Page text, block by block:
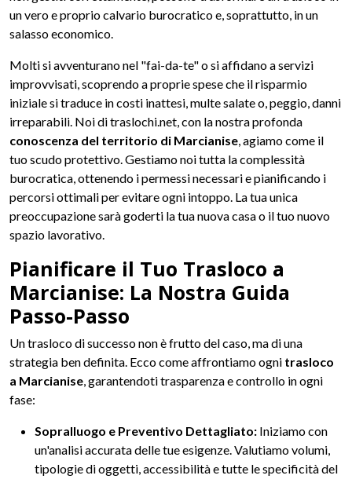
un vero e proprio calvario burocratico e, soprattutto, in un
salasso economico.
Molti si avventurano nel "fai-da-te" o si affidano a servizi
improvvisati, scoprendo a proprie spese che il risparmio
iniziale si traduce in costi inattesi, multe salate o, peggio, danni
irreparabili. Noi di traslochi.net, con la nostra profonda
conoscenza del territorio di Marcianise, agiamo come il
tuo scudo protettivo. Gestiamo noi tutta la complessità
burocratica, ottenendo i permessi necessari e pianificando i
percorsi ottimali per evitare ogni intoppo. La tua unica
preoccupazione sarà goderti la tua nuova casa o il tuo nuovo
spazio lavorativo.
Pianificare il Tuo Trasloco a
Marcianise: La Nostra Guida
Passo-Passo
Un trasloco di successo non è frutto del caso, ma di una
strategia ben definita. Ecco come affrontiamo ogni trasloco
a Marcianise, garantendoti trasparenza e controllo in ogni
fase:
Sopralluogo e Preventivo Dettagliato: Iniziamo con
un'analisi accurata delle tue esigenze. Valutiamo volumi,
tipologie di oggetti, accessibilità e tutte le specificità del